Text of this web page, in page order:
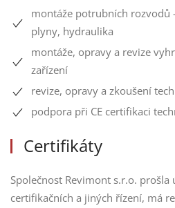
montáže potrubních rozvodů
plyny, hydraulika
montáže, opravy a revize
zařízení
revize, opravy a zkoušení
podpora při CE certifikaci
Certifikáty
Společnost Revimont s.r.o. prošla
certifikačních a jiných řízení, má